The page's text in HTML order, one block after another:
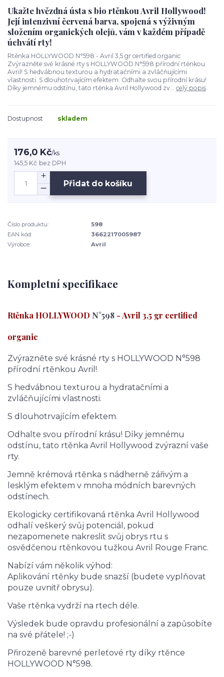
Ukažte hvězdná ústa s bio rtěnkou Avril Hollywood!
Její intenzivní červená barva, spojená s výživným
složením organických olejů, vám v každém případě
úchvátí rty!
Rtěnka HOLLYWOOD N°598 - Avril 3,5 gr certified organic
Zvýrazněte své krásné rty s HOLLYWOOD N°598 přírodní rtěnkou
Avril! S hedvábnou texturou a hydratačními a zvláčňujícími
vlastnosti. S dlouhotrvajícím efektem. Odhalte svou přírodní krásu!
Díky jemnému odstínu, tato rtěnka Avril Hollywood zv... celý popis
Dostupnost skladem
176,0 Kč/ks
145,5 Kč bez DPH
Přidat do košíku
Číslo produktu:
598
EAN kód:
3662217005987
Výrobce:
Avril
Kompletní specifikace
Rtěnka HOLLYWOOD N°598 - Avril 3,5 gr certified
organic
Zvýrazněte své krásné rty s HOLLYWOOD N°598
přírodní rtěnkou Avril!
S hedvábnou texturou a hydratačními a
zvláčňujícími vlastnosti.
S dlouhotrvajícím efektem.
Odhalte svou přírodní krásu! Díky jemnému
odstínu, tato rtěnka Avril Hollywood zvýrazní vaše
rty.
Jemně krémová rtěnka s nádherně zářivým a
lesklým efektem v mnoha módních barevných
odstínech.
Ekologicky certifikovaná rtěnka Avril Hollywood
odhalí veškerý svůj potenciál, pokud
nezapomenete nakreslit svůj obrys rtu s
osvědčenou rtěnkovou tužkou Avril Rouge Franc.
Nabízí vám několik výhod:
Aplikování rtěnky bude snazší (budete vyplňovat
pouze uvnitř obrysu).
Vaše rtěnka vydrží na rtech déle.
Výsledek bude opravdu profesionální a zapůsobíte
na své přátele! ;-)
Přirozeně barevné perleťové rty díky rtěnce
HOLLYWOOD N°598.